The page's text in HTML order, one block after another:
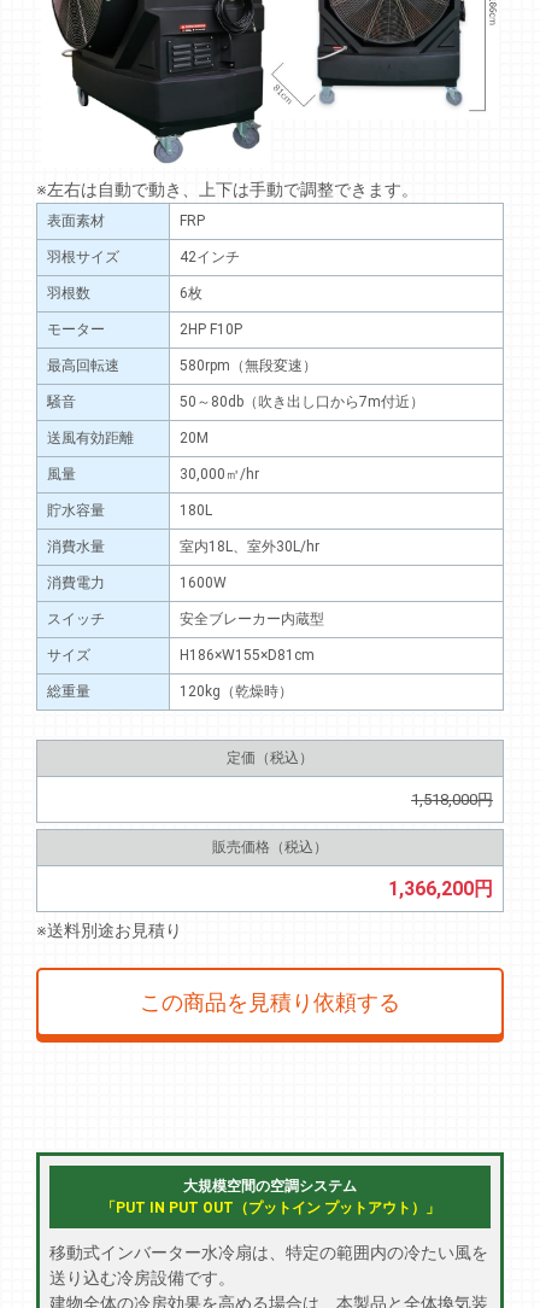
※左右は自動で動き、上下は手動で調整できます。
表面素材 FRP
羽根サイズ 42インチ
羽根数 6枚
モーター 2HP F10P
最高回転速 580rpm（無段変速）
騒音 50～80db（吹き出し口から7m付近）
送風有効距離 20M
風量 30,000㎥/hr
貯水容量 180L
消費水量 室内18L、室外30L/hr
消費電力 1600W
スイッチ 安全ブレーカー内蔵型
サイズ H186×W155×D81cm
総重量 120kg（乾燥時）
定価（税込）
1,518,000円
販売価格（税込）
1,366,200円
※送料別途お見積り
この商品を見積り依頼する
大規模空間の空調システム
「PUT IN PUT OUT（プットイン プットアウト）」
移動式インバーター水冷扇は、特定の範囲内の冷たい風を
送り込む冷房設備です。
建物全体の冷房効果を高める場合は、本製品と全体換気装